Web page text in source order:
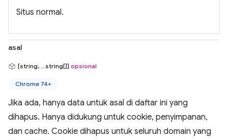
Situs normal.
asal
[string, ...string[]] opsional
Chrome 74+
Jika ada, hanya data untuk asal di daftar ini yang
dihapus. Hanya didukung untuk cookie, penyimpanan,
dan cache. Cookie dihapus untuk seluruh domain yang